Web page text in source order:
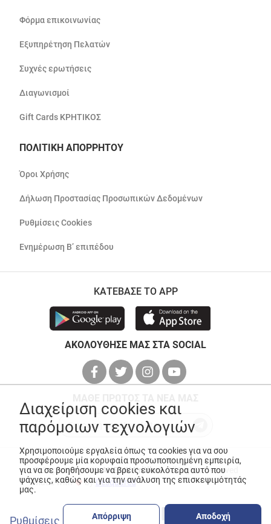
Φόρμα επικοινωνίας
Εξυπηρέτηση Πελατών
Συχνές ερωτήσεις
Διαγωνισμοί
Gift Cards ΚΡΗΤΙΚΟΣ
ΠΟΛΙΤΙΚΗ ΑΠΟΡΡΗΤΟΥ
Όροι Χρήσης
Δήλωση Προστασίας Προσωπικών Δεδομένων
Ρυθμίσεις Cookies
Ενημέρωση Β’ επιπέδου
ΚΑΤΕΒΑΣΕ ΤΟ APP
ΑΚΟΛΟΥΘΗΣΕ ΜΑΣ ΣΤΑ SOCIAL
© Copyright 2026ANEDIK Kritikos. All Rights Reserved
Made with
byDesquared
Διαχείριση cookies και
παρόμοιων τεχνολογιών
Χρησιμοποιούμε εργαλεία όπως τα cookies για να σου
προσφέρουμε μία κορυφαία προσωποποιημένη εμπειρία,
για να σε βοηθήσουμε να βρεις ευκολότερα αυτό που
ψάχνεις, καθώς και για την ανάλυση της επισκεψιμότητάς
μας.
Ρυθμίσεις Απόρριψη Αποδοχή